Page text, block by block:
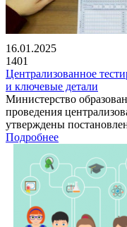
16.01.2025
1401
Централизованное
и ключевые детали
Министерство
проведения
утверждены
Подробнее